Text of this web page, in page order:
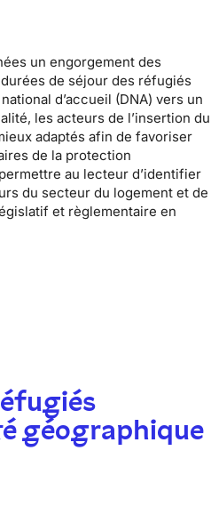
un engorgement des
de séjour des réfugiés
d’accueil (DNA) vers un
les acteurs de l’insertion du
adaptés afin de favoriser
de la protection
au lecteur d’identifier
du secteur du logement et de
et règlementaire en
géographique